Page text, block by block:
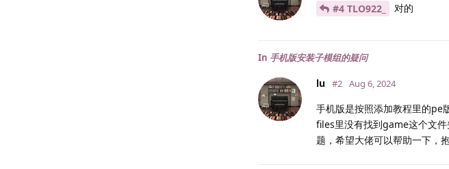
#4 TLO922_ 对的
In 手机版安装子模组的疑问
lu #2 Aug 6, 2024
手机版是按照添加教程里的pe
files里没有找到game这个文
题，希望大佬可以帮助一下，